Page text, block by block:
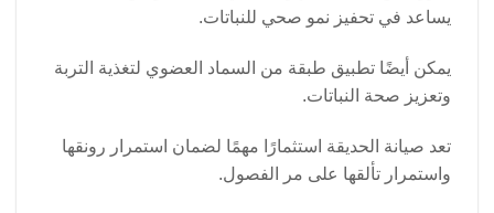
يساعد في تحفيز نمو صحي للنباتات.
يمكن أيضًا تطبيق طبقة من السماد العضوي لتغذية التربة
وتعزيز صحة النباتات.
تعد صيانة الحديقة استثمارًا مهمًا لضمان استمرار رونقها
واستمرار تألقها على مر الفصول.